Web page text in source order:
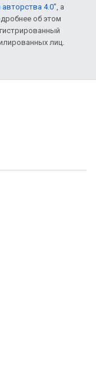
авторства 4.0", а
об этом
лиц.